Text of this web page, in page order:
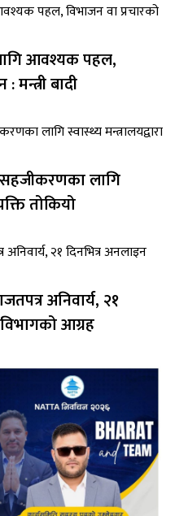
आवश्यक पहल,
मन्त्री बादी
सहजीकरणका लागि
तोकियो
अनिवार्य, २१
आग्रह